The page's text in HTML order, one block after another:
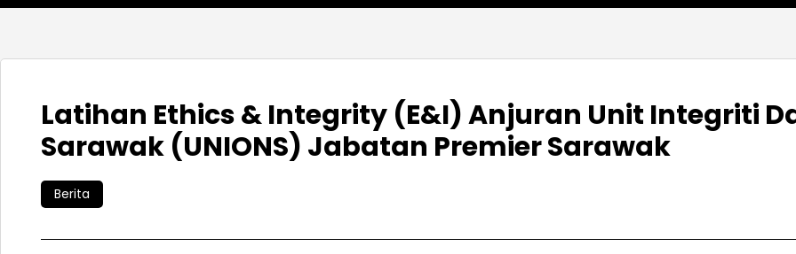
Latihan Ethics & Integrity (E&I) Anjuran Unit Integriti
Sarawak (UNIONS) Jabatan Premier Sarawak
Berita